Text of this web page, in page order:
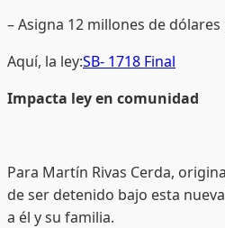
– Asigna 12 millones de
Aquí, la ley:SB- 1718 Final
Impacta ley en comunidad
Para Martín Rivas Cerda,
de ser detenido bajo esta
a él y su familia.